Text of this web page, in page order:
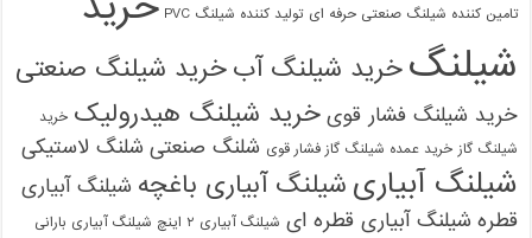
تامین کننده شیلنگ صنعتی حرفه ای تولید کننده شیلنگ PVC
شیلنگخرید شیلنگ آبخرید شیلنگ صنعتی
خرید شیلنگ فشار قوی خرید شیلنگ هیدرولیک خرید
شیلنگ گاز خرید عمده شیلنگ گاز فشار قوی شلنگ صنعتی شلنگ لاستیکی
شیلنگ آبیاری شیلنگ آبیاری باغچه شیلنگ آبیاری
قطره شیلنگ آبیاری قطره ای شیلنگ آبیاری ۲ اینچ شیلنگ آبیاری بارانی